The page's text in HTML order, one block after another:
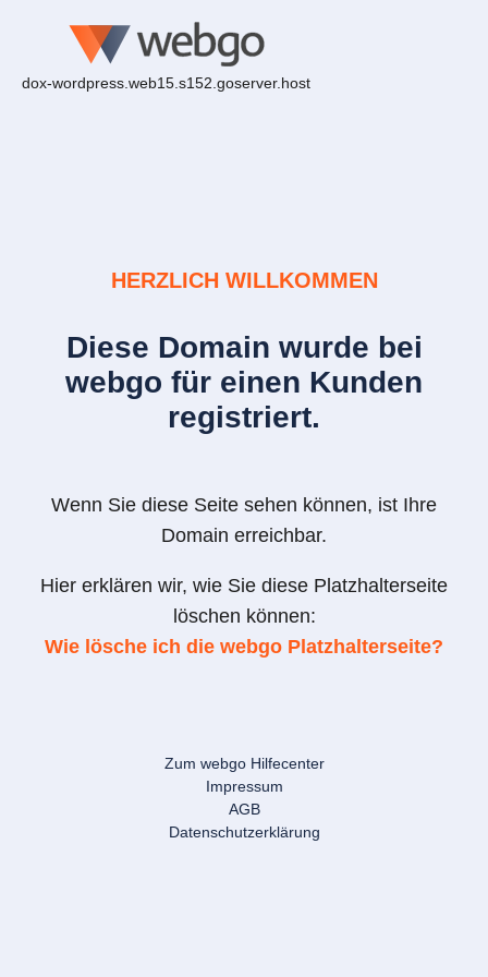
dox-wordpress.web15.s152.goserver.host
HERZLICH WILLKOMMEN
Diese Domain wurde bei
webgo für einen Kunden
registriert.
Wenn Sie diese Seite sehen können, ist Ihre
Domain erreichbar.
Hier erklären wir, wie Sie diese Platzhalterseite
löschen können:
Wie lösche ich die webgo Platzhalterseite?
Zum webgo Hilfecenter
Impressum
AGB
Datenschutzerklärung